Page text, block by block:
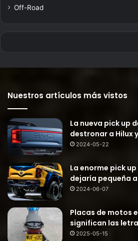
Off-Road
Nuestros artículos más vistos
La nueva pick up
destronar a Hilux
2024-05-22
La enorme pick
dejaría pequeña
2024-06-07
Placas de motos
significan las
2025-05-15